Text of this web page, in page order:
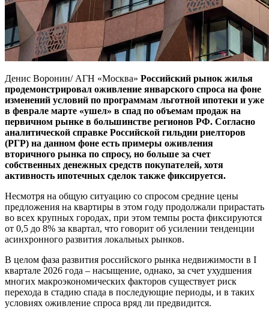
Денис Воронин/ АГН «Москва» Российский рынок жилья
продемонстрировал оживление январского спроса на фоне
изменений условий по программам льготной ипотеки и уже
в феврале марте «ушел» в спад по объемам продаж на
первичном рынке в большинстве регионов РФ. Согласно
аналитической справке Российской гильдии риелторов
(РГР) на данном фоне есть примеры оживления
вторичного рынка по спросу, но больше за счет
собственных денежных средств покупателей, хотя
активность ипотечных сделок также фиксируется.
Несмотря на общую ситуацию со спросом средние цены
предложения на квартиры в этом году продолжали прирастать
во всех крупных городах, при этом темпы роста фиксируются
от 0,5 до 8% за квартал, что говорит об усилении тенденции
асинхронного развития локальных рынков.
В целом фаза развития российского рынка недвижимости в I
квартале 2026 года – насыщение, однако, за счет ухудшения
многих макроэкономических факторов существует риск
перехода в стадию спада в последующие периоды, и в таких
условиях оживление спроса вряд ли предвидится.